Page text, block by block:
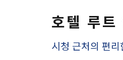
호텔 루트
시청 근처의 편리